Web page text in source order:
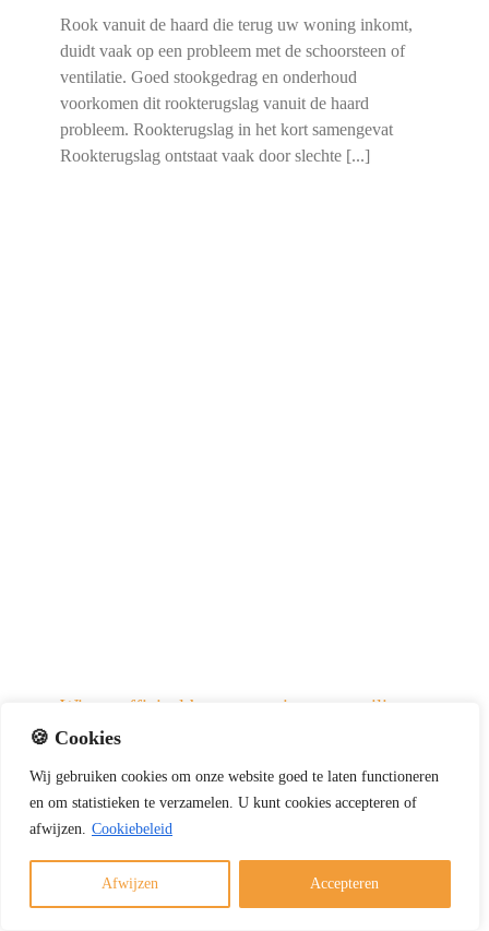
🍪 Cookies
Wij gebruiken cookies om onze website goed te laten functioneren
en om statistieken te verzamelen. U kunt cookies accepteren of
afwijzen. Cookiebeleid
Afwijzen Accepteren
Rook vanuit de haard die terug uw woning inkomt,
duidt vaak op een probleem met de schoorsteen of
ventilatie. Goed stookgedrag en onderhoud
voorkomen dit rookterugslag vanuit de haard
probleem. Rookterugslag in het kort samengevat
Rookterugslag ontstaat vaak door slechte [...]
Winter officieel begonnen: tips voor veilig en
verantwoord stoken
1 december 2025
Nu de winter officieel is begonnen, wilt u misschien
genieten van een warm haardvuur. Met deze tips
stookt u veilig, verantwoord en volgens de geldende
regels. Veilig en verantwoord stoken kort samengevat